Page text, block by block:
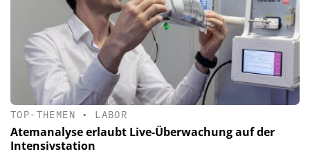
TOP-THEMEN • LABOR
Atemanalyse erlaubt Live-Überwachung auf der
Intensivstation